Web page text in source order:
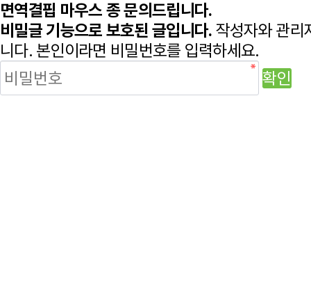
면역결핍 마우스 종 문의드립니다.
비밀글 기능으로 보호된 글입니다. 작성자와 관리
니다. 본인이라면 비밀번호를 입력하세요.